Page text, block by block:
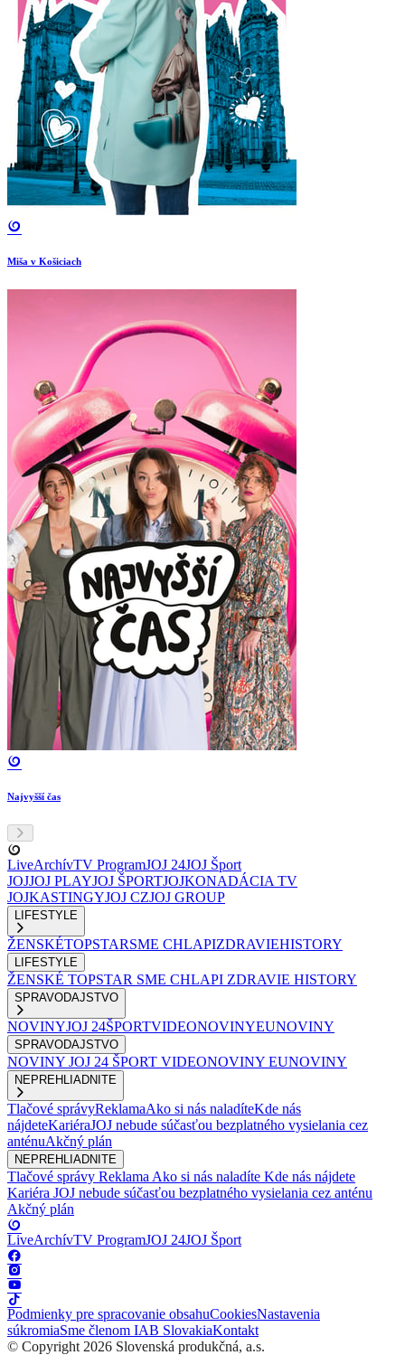
Miša v Košiciach
Najvyšší čas
LiveArchívTV ProgramJOJ 24JOJ Šport
JOJJOJ PLAYJOJ ŠPORTJOJKONADÁCIA TV
JOJKASTINGYJOJ CZJOJ GROUP
LIFESTYLE
ŽENSKÉTOPSTARSME CHLAPIZDRAVIEHISTORY
LIFESTYLE
ŽENSKÉ TOPSTAR SME CHLAPI ZDRAVIE HISTORY
SPRAVODAJSTVO
NOVINYJOJ 24ŠPORTVIDEONOVINYEUNOVINY
SPRAVODAJSTVO
NOVINY JOJ 24 ŠPORT VIDEONOVINY EUNOVINY
NEPREHLIADNITE
Tlačové správyReklamaAko si nás naladíteKde nás
nájdeteKariéraJOJ nebude súčasťou bezplatného vysielania cez
anténuAkčný plán
NEPREHLIADNITE
Tlačové správy Reklama Ako si nás naladíte Kde nás nájdete
Kariéra JOJ nebude súčasťou bezplatného vysielania cez anténu
Akčný plán
LiveArchívTV ProgramJOJ 24JOJ Šport
Podmienky pre spracovanie obsahuCookiesNastavenia
súkromiaSme členom IAB SlovakiaKontakt
© Copyright 2026 Slovenská produkčná, a.s.